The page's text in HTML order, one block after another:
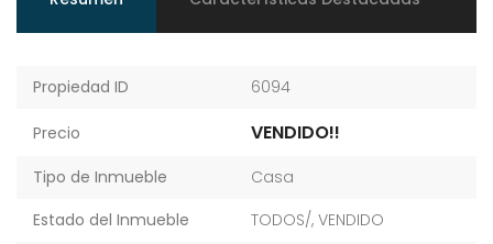
Propiedad ID 6094
Precio VENDIDO!!
Tipo de Inmueble
Casa
Estado del Inmueble
TODOS/, VENDIDO